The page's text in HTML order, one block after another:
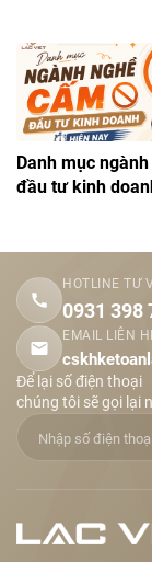
Danh mục
đầu tư kinh
HOTLINE TƯ
0931 398
EMAIL LIÊN
Để lại số điện thoại
chúng tôi sẽ gọi lại